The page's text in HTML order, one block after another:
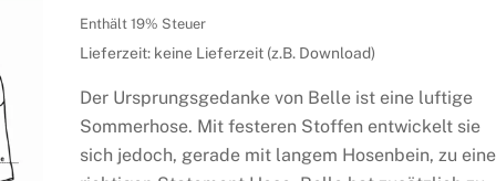
Enthält 19% Steuer
Lieferzeit: keine Lieferzeit (z.B. Download)
Der Ursprungsgedanke von Belle ist eine luftige
Sommerhose. Mit festeren Stoffen entwickelt sie
sich jedoch, gerade mit langem Hosenbein, zu